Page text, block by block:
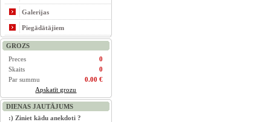
Galerijas
Piegādātājiem
GROZS
Preces
0
Skaits
0
Par summu
0.00 €
Apskatīt grozu
DIENAS JAUTĀJUMS
:) Ziniet kādu anekdoti ?